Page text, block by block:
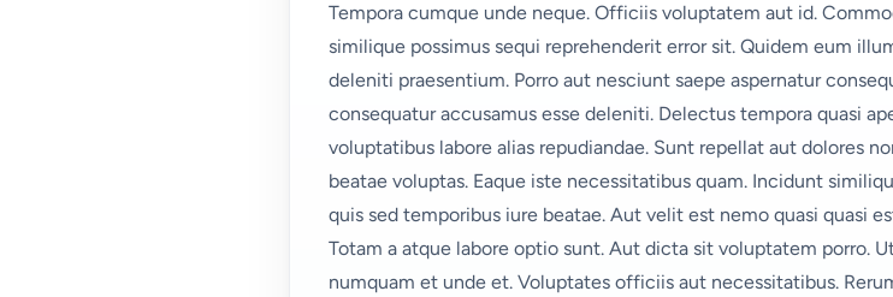
Tempora cumque unde neque. Officiis voluptatem aut id.
similique possimus sequi reprehenderit error sit. Quidem eum
deleniti praesentium. Porro aut nesciunt saepe aspernatur
consequatur accusamus esse deleniti. Delectus tempora quasi
voluptatibus labore alias repudiandae. Sunt repellat aut dolores
beatae voluptas. Eaque iste necessitatibus quam. Incidunt
quis sed temporibus iure beatae. Aut velit est nemo quasi quasi
Totam a atque labore optio sunt. Aut dicta sit voluptatem porro.
numquam et unde et. Voluptates officiis aut necessitatibus.